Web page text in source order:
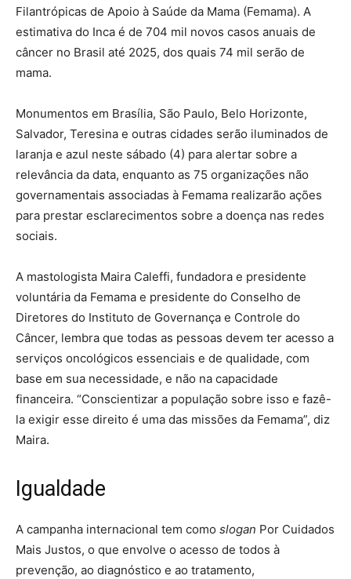
Filantrópicas de Apoio à Saúde da Mama (Femama). A
estimativa do Inca é de 704 mil novos casos anuais de
câncer no Brasil até 2025, dos quais 74 mil serão de
mama.
Monumentos em Brasília, São Paulo, Belo Horizonte,
Salvador, Teresina e outras cidades serão iluminados de
laranja e azul neste sábado (4) para alertar sobre a
relevância da data, enquanto as 75 organizações não
governamentais associadas à Femama realizarão ações
para prestar esclarecimentos sobre a doença nas redes
sociais.
A mastologista Maira Caleffi, fundadora e presidente
voluntária da Femama e presidente do Conselho de
Diretores do Instituto de Governança e Controle do
Câncer, lembra que todas as pessoas devem ter acesso a
serviços oncológicos essenciais e de qualidade, com
base em sua necessidade, e não na capacidade
financeira. “Conscientizar a população sobre isso e fazê-
la exigir esse direito é uma das missões da Femama”, diz
Maira.
Igualdade
A campanha internacional tem como slogan Por Cuidados
Mais Justos, o que envolve o acesso de todos à
prevenção, ao diagnóstico e ao tratamento,